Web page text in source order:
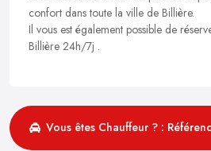
confort dans toute la ville de Billière.
Il vous est également possible de
Billière 24h/7j .
Vous êtes Chauffeur ? :